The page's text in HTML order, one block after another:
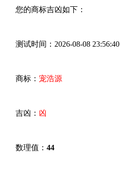
您的商标吉凶如下：
测试时间：2026-08-08 23:56:40
商标： 宠浩源
吉凶： 凶
数理值： 44